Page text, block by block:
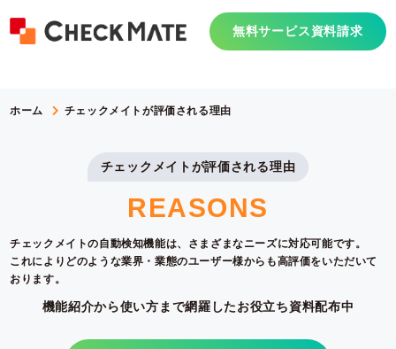
無料サービス資料請求
ホーム チェックメイトが評価される理由
チェックメイトが評価される理由
REASONS
チェックメイトの自動検知機能は、さまざまなニーズに対応可能です。
これによりどのような業界・業態のユーザー様からも高評価をいただいて
おります。
機能紹介から使い方まで網羅したお役立ち資料配布中